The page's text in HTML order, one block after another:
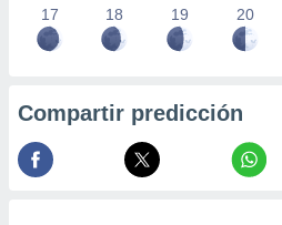
17 18 19 20
Compartir predicción